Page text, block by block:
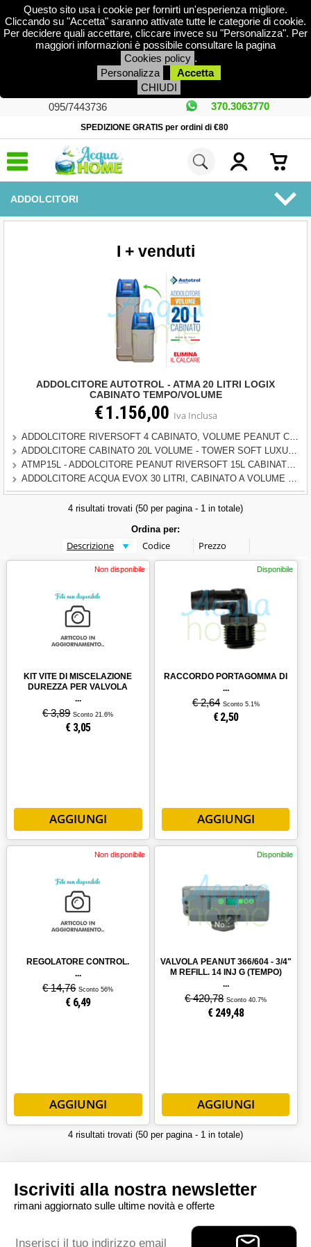
Questo sito usa i cookie per fornirti un'esperienza migliore.
Cliccando su "Accetta" saranno attivate tutte le categorie di cookie.
Per decidere quali accettare, cliccare invece su "Personalizza". Per
maggiori informazioni è possibile consultare la pagina
Cookies policy .
Personalizza
Accetta
CHIUDI
095/7443736
370.3063770
SPEDIZIONE GRATIS per ordini di €80
ADDOLCITORI
OFFERTE
I + venduti
ADDOLCITORE AUTOTROL - ATMA 20 LITRI LOGIX
CABINATO TEMPO/VOLUME
€1.156,00 Iva Inclusa
ADDOLCITORE RIVERSOFT 4 CABINATO, VOLUME PEANUT CON BYPASS (AUTOTROL) (4 LITRI di resina ( per uso tecnico ))
ADDOLCITORE CABINATO 20L VOLUME - TOWER SOFT LUXURY
ATMP15L - ADDOLCITORE PEANUT RIVERSOFT 15L CABINATO CON BY PASS - TEMPO/VOLUME
ADDOLCITORE ACQUA EVOX 30 LITRI, CABINATO A VOLUME CON BYPASS (30 LITRI di resina ( per 5/8 persone ))
4 risultati trovati (50 per pagina - 1 in totale)
Ordina per:
KIT VITE DI MISCELAZIONE
DUREZZA PER VALVOLA
Non disponibile
€ 3,89 Sconto 21.6%
€ 3,05
RACCORDO PORTAGOMMA DI
Disponibile
€ 2,64 Sconto 5.1%
€2,50
REGOLATORE CONTROL.
Non disponibile
€ 14,76 Sconto 56%
€ 6,49
VALVOLA PEANUT 366/604 - 3/4"
M REFILL. 14 INJ G (TEMPO)
Disponibile
€ 420,78 Sconto 40.7%
€ 249,48
4 risultati trovati (50 per pagina - 1 in totale)
Iscriviti alla nostra newsletter
rimani aggiornato sulle ultime novità e offerte